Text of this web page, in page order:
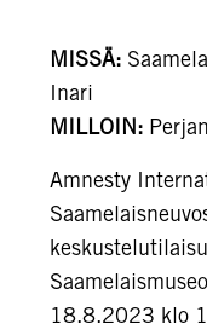
MISSÄ:
Inari
MILLOIN:
Amnesty
18.8.2023 klo